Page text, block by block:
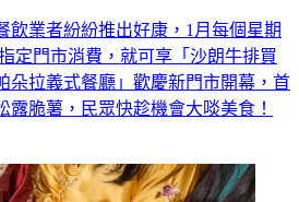
飲業者紛紛推出好康，1月每個星期
定門市消費，就可享「沙朗牛排買
朵拉義式餐廳」歡慶新門市開幕，首
露脆薯，民眾快趁機會大啖美食！